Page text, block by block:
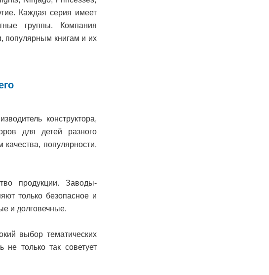
Каждая серия имеет
группы. Компания
популярным книгам и их
конструктора,
для детей разного
популярности,
продукции. Заводы-
только безопасное и
и долговечные.
выбор тематических
только так советует